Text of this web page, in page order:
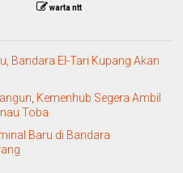
warta ntt
Bandara El-Tari Kupang Akan
Kemenhub Segera Ambil
Toba
Baru di Bandara